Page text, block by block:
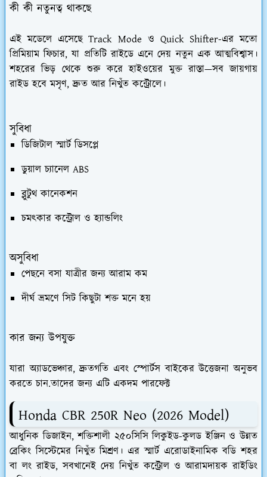
কী কী নতুনত্ব থাকছে
এই মডেলে এসেছে Track Mode ও Quick Shifter-এর মতো
প্রিমিয়াম ফিচার, যা প্রতিটি রাইডে এনে দেয় নতুন এক আত্মবিশ্বাস।
শহরের ভিড় থেকে শুরু করে হাইওয়ের মুক্ত রাস্তা—সব জায়গায়
রাইড হবে মসৃণ, দ্রুত আর নিখুঁত কন্ট্রোলে।
সুবিধা
ডিজিটাল স্মার্ট ডিসপ্লে
ডুয়াল চ্যানেল ABS
ব্লুটুথ কানেকশন
চমৎকার কন্ট্রোল ও হ্যান্ডলিং
অসুবিধা
পেছনে বসা যাত্রীর জন্য আরাম কম
দীর্ঘ ভ্রমণে সিট কিছুটা শক্ত মনে হয়
কার জন্য উপযুক্ত
যারা অ্যাডভেঞ্চার, দ্রুতগতি এবং স্পোর্টস বাইকের উত্তেজনা অনুভব
করতে চান.তাদের জন্য এটি একদম পারফেক্ট
Honda CBR 250R Neo (2026 Model)
আধুনিক ডিজাইন, শক্তিশালী ২৫০সিসি লিকুইড-কুলড ইঞ্জিন ও উন্নত
ব্রেকিং সিস্টেমের নিখুঁত মিশ্রণ। এর স্মার্ট এরোডাইনামিক বডি শহর
বা লং রাইড, সবখানেই দেয় নিখুঁত কন্ট্রোল ও আরামদায়ক রাইডিং